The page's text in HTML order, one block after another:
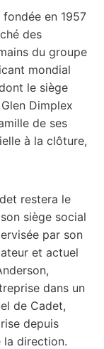
en 1957
des
du groupe
mondial
le siège
Dimplex
de ses
à la clôture,
restera le
siège social
par son
et actuel
dans un
de Cadet,
depuis
la direction.